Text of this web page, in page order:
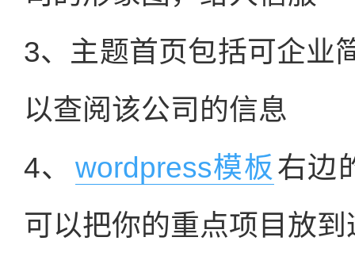
3、主题首页包括可企业
以查阅该公司的信息
4、
wordpress模板 右边
可以把你的重点项目放到